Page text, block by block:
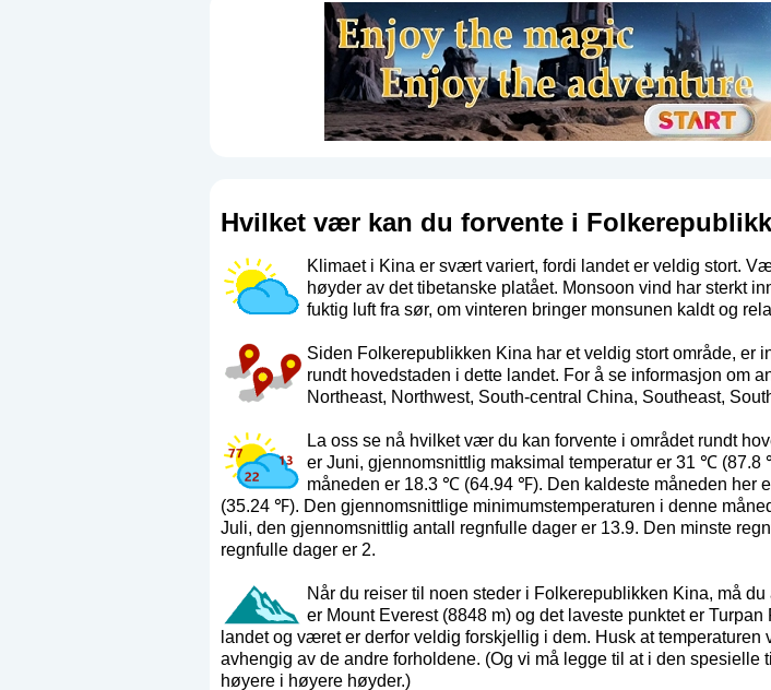
Hvilket vær kan du forvente i
Klimaet i Kina er svært variert, fordi landet er veldig stort.
høyder av det tibetanske platået. Monsoon vind har sterkt
fuktig luft fra sør, om vinteren bringer monsunen kaldt og
Siden Folkerepublikken Kina har et veldig stort område, er
rundt hovedstaden i dette landet. For å se informasjon om
Northeast, Northwest, South-central China, Southeast,
La oss se nå hvilket vær du kan forvente i området rundt
er Juni, gjennomsnittlig maksimal temperatur er 31 ℃
måneden er 18.3 ℃ (64.94 ℉). Den kaldeste måneden her
(35.24 ℉). Den gjennomsnittlige minimumstemperaturen i denne
Juli, den gjennomsnittlig antall regnfulle dager er 13.9. Den minste
regnfulle dager er 2.
Når du reiser til noen steder i Folkerepublikken Kina, må
er Mount Everest (8848 m) og det laveste punktet er
landet og været er derfor veldig forskjellig i dem. Husk at
avhengig av de andre forholdene. (Og vi må legge til at i den
høyere i høyere høyder.)